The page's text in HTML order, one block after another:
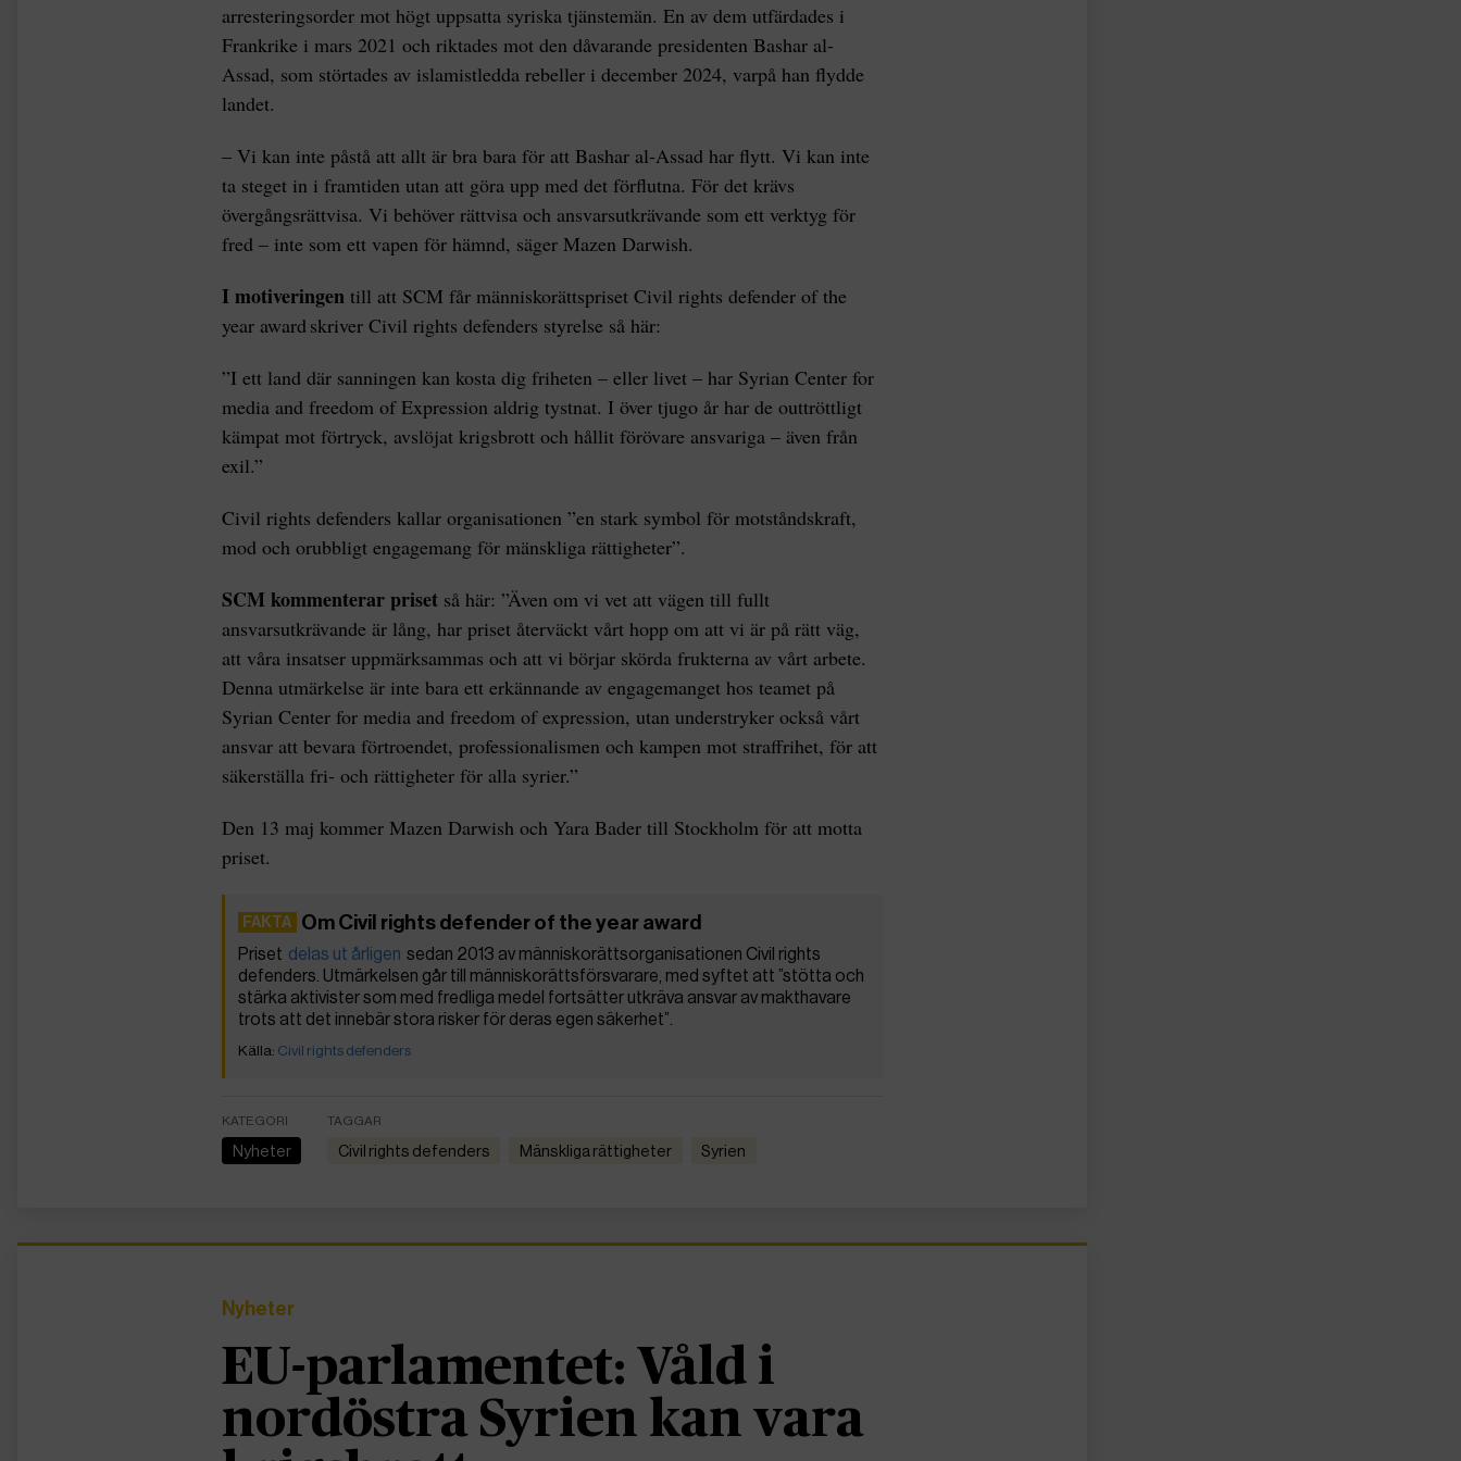
arresteringsorder mot högt uppsatta syriska tjänstemän. En av dem utfärdades i
Frankrike i mars 2021 och riktades mot den dåvarande presidenten Bashar al-
Assad, som störtades av islamistledda rebeller i december 2024, varpå han flydde
landet.
– Vi kan inte påstå att allt är bra bara för att Bashar al-Assad har flytt. Vi kan inte
ta steget in i framtiden utan att göra upp med det förflutna. För det krävs
övergångsrättvisa. Vi behöver rättvisa och ansvarsutkrävande som ett verktyg för
fred – inte som ett vapen för hämnd, säger Mazen Darwish.
I motiveringen till att SCM får människorättspriset Civil rights defender of the
year award skriver Civil rights defenders styrelse så här:
”I ett land där sanningen kan kosta dig friheten – eller livet – har Syrian Center for
media and freedom of Expression aldrig tystnat. I över tjugo år har de outtröttligt
kämpat mot förtryck, avslöjat krigsbrott och hållit förövare ansvariga – även från
exil.”
Civil rights defenders kallar organisationen ”en stark symbol för motståndskraft,
mod och orubbligt engagemang för mänskliga rättigheter”.
SCM kommenterar priset så här: ”Även om vi vet att vägen till fullt
ansvarsutkrävande är lång, har priset återväckt vårt hopp om att vi är på rätt väg,
att våra insatser uppmärksammas och att vi börjar skörda frukterna av vårt arbete.
Denna utmärkelse är inte bara ett erkännande av engagemanget hos teamet på
Syrian Center for media and freedom of expression, utan understryker också vårt
ansvar att bevara förtroendet, professionalismen och kampen mot straffrihet, för att
säkerställa fri‑ och rättigheter för alla syrier.”
Den 13 maj kommer Mazen Darwish och Yara Bader till Stockholm för att motta
priset.
Om Civil rights defender of the year award
Priset delas ut årligen sedan 2013 av människorättsorganisationen Civil rights
defenders. Utmärkelsen går till människorättsförsvarare, med syftet att ”stötta och
stärka aktivister som med fredliga medel fortsätter utkräva ansvar av makthavare
trots att det innebär stora risker för deras egen säkerhet”.
Civil rights defenders
KATEGORI
Nyheter
TAGGAR
Civil rights defenders Mänskliga rättigheter Syrien
Nyheter
EU-parlamentet: Våld i
nordöstra Syrien kan vara